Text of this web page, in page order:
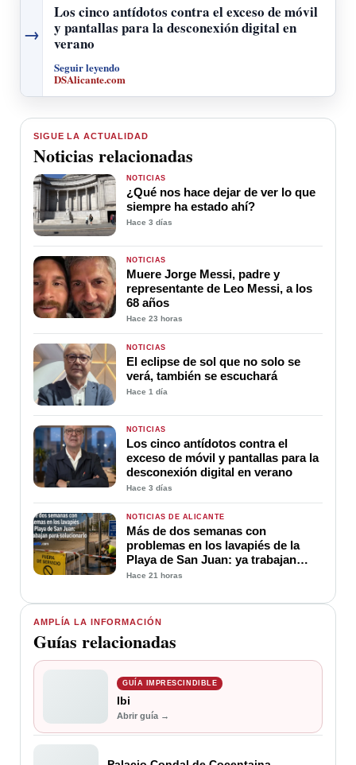
→
Los cinco antídotos contra el exceso de móvil
y pantallas para la desconexión digital en
verano
Seguir leyendo
DSAlicante.com
AMPLÍA LA INFORMACIÓN
Guías relacionadas
GUÍA IMPRESCINDIBLE
Ibi
Abrir guía →
SIGUE LA ACTUALIDAD
Noticias relacionadas
NOTICIAS
¿Qué nos hace dejar de ver lo que
siempre ha estado ahí?
Hace 3 días
NOTICIAS
Muere Jorge Messi, padre y
representante de Leo Messi, a los
68 años
Hace 23 horas
NOTICIAS
El eclipse de sol que no solo se
verá, también se escuchará
Hace 1 día
NOTICIAS
Los cinco antídotos contra el
exceso de móvil y pantallas para la
desconexión digital en verano
Hace 3 días
NOTICIAS DE ALICANTE
Más de dos semanas con
problemas en los lavapiés de la
Playa de San Juan: ya trabajan
para soluciona
Hace 21 horas